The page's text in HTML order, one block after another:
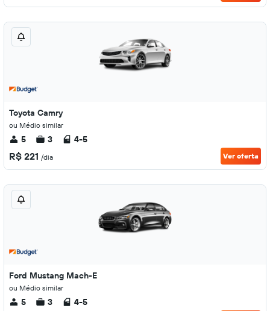
Toyota Camry
ou Médio similar
5 3 4-5
R$ 221 /dia Ver oferta
Ford Mustang Mach-E
ou Médio similar
5 3 4-5